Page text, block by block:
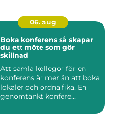
06. aug
Boka konferens så skapar
du ett möte som gör
skillnad
Att samla kollegor för en
konferens är mer än att boka
lokaler och ordna fika. En
genomtänkt konfere...